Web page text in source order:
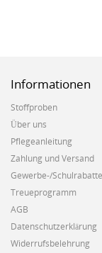
Informationen
Stoffproben
Über uns
Pflegeanleitung
Zahlung und Versand
Gewerbe-/Schulrabatte
Treueprogramm
AGB
Datenschutzerklärung
Widerrufsbelehrung